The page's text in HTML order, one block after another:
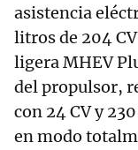
asistencia
litros de 204
ligera MHEV
del propulsor,
con 24 CV y
en modo